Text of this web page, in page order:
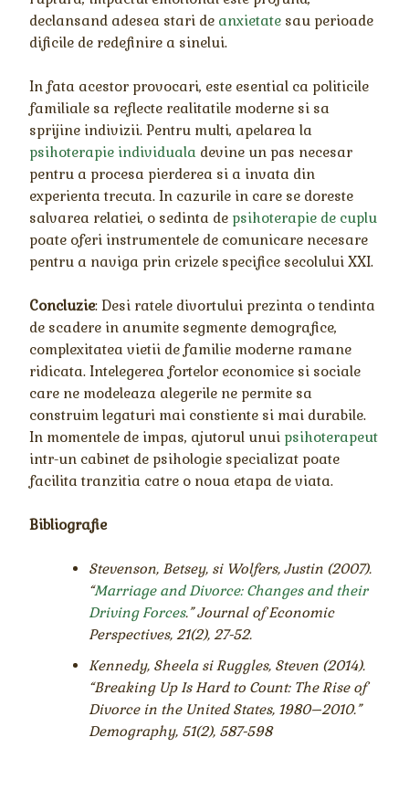
declansand adesea stari de anxietate sau perioade
dificile de redefinire a sinelui.
In fata acestor provocari, este esential ca politicile
familiale sa reflecte realitatile moderne si sa
sprijine indivizii. Pentru multi, apelarea la
psihoterapie individuala devine un pas necesar
pentru a procesa pierderea si a invata din
experienta trecuta. In cazurile in care se doreste
salvarea relatiei, o sedinta de psihoterapie de cuplu
poate oferi instrumentele de comunicare necesare
pentru a naviga prin crizele specifice secolului XXI.
Concluzie: Desi ratele divortului prezinta o tendinta
de scadere in anumite segmente demografice,
complexitatea vietii de familie moderne ramane
ridicata. Intelegerea fortelor economice si sociale
care ne modeleaza alegerile ne permite sa
construim legaturi mai constiente si mai durabile.
In momentele de impas, ajutorul unui psihoterapeut
intr-un cabinet de psihologie specializat poate
facilita tranzitia catre o noua etapa de viata.
Bibliografie
Stevenson, Betsey, si Wolfers, Justin (2007).
“Marriage and Divorce: Changes and their
Driving Forces.” Journal of Economic
Perspectives, 21(2), 27-52.
Kennedy, Sheela si Ruggles, Steven (2014).
“Breaking Up Is Hard to Count: The Rise of
Divorce in the United States, 1980–2010.”
Demography, 51(2), 587-598